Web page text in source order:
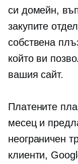
си домейн,
закупите
собствена
който ви
вашия сайт.
Платените
месец и
неограничен
клиенти,